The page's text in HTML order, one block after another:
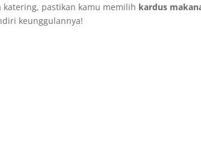
pastikan kamu memilih kardus
keunggulannya!